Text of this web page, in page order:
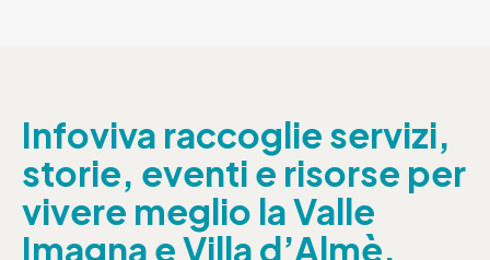
Infoviva raccoglie servizi,
storie, eventi e risorse per
vivere meglio la Valle
Imagna e Villa d’Almè.